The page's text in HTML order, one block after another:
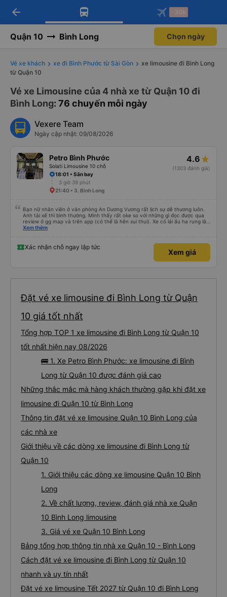
Tải app Vexere ngay!
Nhận ưu đãi thành viên độc
Mở app
Tải app Vexere
-30k/ghế khi đặt vé máy bay qua
Mở app
arrow_back -30k
Quận 10 Bình Long Chọn ngày
Vé xe khách xe đi Bình Phước từ Sài Gòn
xe limousine đi Bình Long
từ Quận 10
Vé xe Limousine của 4 nhà xe từ Quận 10 đi
Bình Long: 76 chuyến mỗi ngày
Vexere Team
Ngày cập nhật: 09/08/2026
Petro Bình Phước
Solati Limousine 10 chỗ
4.6
(1303 đánh giá)
18:01 • Sân bay
3 giờ 39 phút
21:40 • 3. Bình Long
Bạn nữ nhân viên ở văn phòng An Dương Vương rất lịch sự dễ thương luôn.
Anh tài xế thì bình thường. Mình thấy rất oke so với những gì đọc được qua
review ở gg map và trên app (có thể là hên xui thui). Xe có lái ẩu ha rung lắc
hay không thì cũng ko rõ tại mình say xe nên ngủ ko à
Xem thêm
Xác nhận chỗ ngay lập tức
Xem giá
Đặt vé xe limousine đi Bình Long từ Quận
10 giá tốt nhất
Tổng hợp TOP 1 xe limousine đi Bình Long từ Quận 10
tốt nhất hiện nay 08/2026
🚌 1. Xe Petro Bình Phước: xe limousine đi Bình
Long từ Quận 10 được đánh giá cao
Những thắc mắc mà hàng khách thường gặp khi đặt xe
limousine đi Quận 10 từ Bình Long
Thông tin đặt vé xe limousine Quận 10 Bình Long của
các nhà xe
Giới thiệu về các dòng xe limousine đi Bình Long từ
Quận 10
1. Giới thiệu các dòng xe limousine Quận 10 Bình
Long
2. Về chất lượng, review, đánh giá nhà xe Quận
10 Bình Long limousine
3. Giá vé xe Quận 10 Bình Long
Bảng tổng hợp thông tin nhà xe Quận 10 - Bình Long
Cách đặt vé xe limousine đi Bình Long từ Quận 10
nhanh và uy tín nhất
Đặt vé xe limousine Tết 2027 từ Quận 10 đi Bình Long